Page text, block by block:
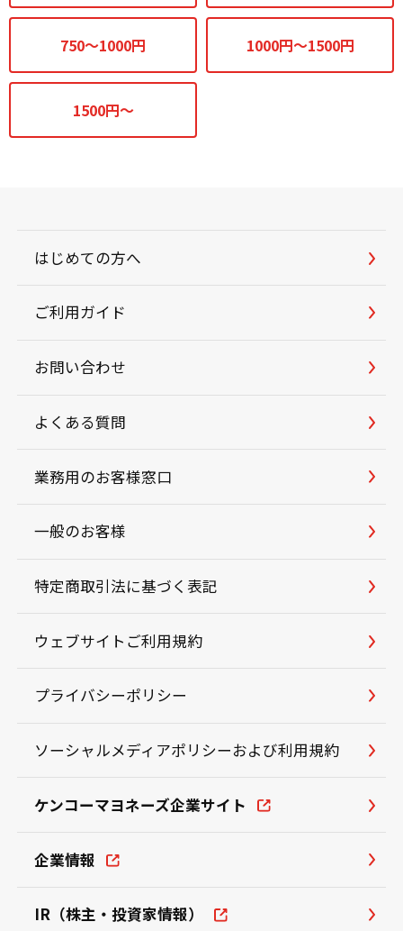
750～1000円 1000円～1500円
1500円～
はじめての方へ
ご利用ガイド
お問い合わせ
よくある質問
業務用のお客様窓口
一般のお客様
特定商取引法に基づく表記
ウェブサイトご利用規約
プライバシーポリシー
ソーシャルメディアポリシーおよび利用規約
ケンコーマヨネーズ企業サイト
企業情報
IR（株主・投資家情報）